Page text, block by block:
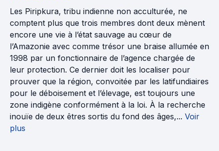
Les Piripkura, tribu indienne non acculturée, ne
comptent plus que trois membres dont deux mènent
encore une vie à l’état sauvage au cœur de
l’Amazonie avec comme trésor une braise allumée en
1998 par un fonctionnaire de l’agence chargée de
leur protection. Ce dernier doit les localiser pour
prouver que la région, convoitée par les latifundiaires
pour le déboisement et l’élevage, est toujours une
zone indigène conformément à la loi. À la recherche
inouïe de deux êtres sortis du fond des âges,... Voir
plus